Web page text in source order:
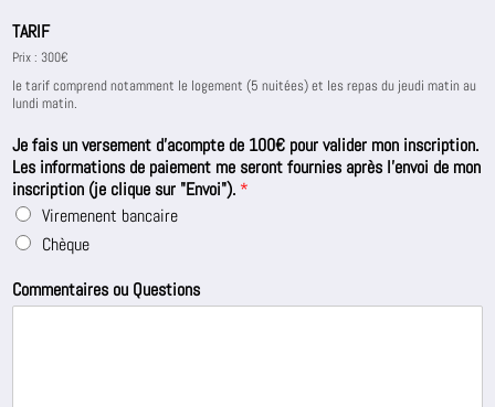
TARIF
Prix : 300€
le tarif comprend notamment le logement (5 nuitées) et les repas du jeudi matin au
lundi matin.
Je fais un versement d'acompte de 100€ pour valider mon inscription.
Les informations de paiement me seront fournies après l'envoi de mon
inscription (je clique sur "Envoi"). *
Viremenent bancaire
Chèque
Commentaires ou Questions